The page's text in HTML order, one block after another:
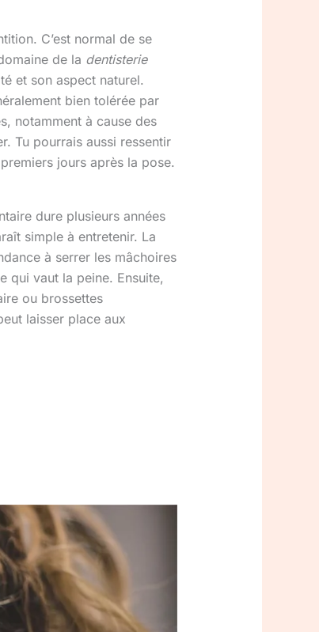
C’est normal de se
de la dentisterie
et son aspect naturel.
bien tolérée par
notamment à cause des
Tu pourrais aussi ressentir
jours après la pose.
dure plusieurs années
simple à entretenir. La
à serrer les mâchoires
qui vaut la peine. Ensuite,
ou brossettes
laisser place aux